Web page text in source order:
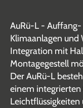
AuRü-L -
Klimaanlagen
Integration mit
Montagegestell
Der AuRü-L
einem